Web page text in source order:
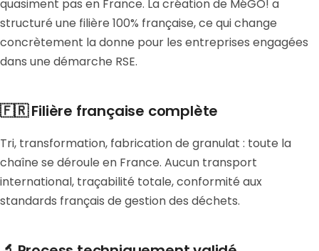
quasiment pas en France. La création de MéGO! a
structuré une filière 100% française, ce qui change
concrètement la donne pour les entreprises engagées
dans une démarche RSE.
🇫🇷 Filière française complète
Tri, transformation, fabrication de granulat : toute la
chaîne se déroule en France. Aucun transport
international, traçabilité totale, conformité aux
standards français de gestion des déchets.